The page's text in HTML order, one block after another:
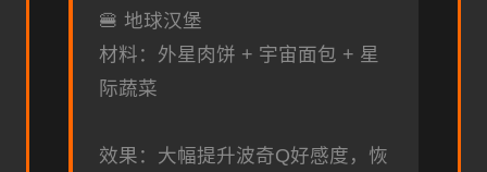
🍔 地球汉堡
材料：外星肉饼 + 宇宙面包 + 星
际蔬菜
效果：大幅提升波奇Q好感度，恢